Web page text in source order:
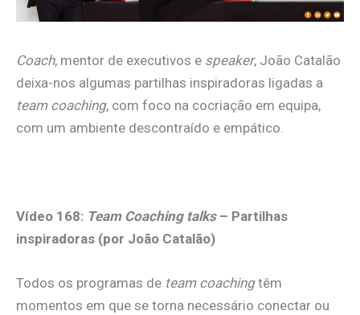
Coach, mentor de executivos e speaker, João Catalão
deixa-nos algumas partilhas inspiradoras ligadas a
team coaching, com foco na cocriação em equipa,
com um ambiente descontraído e empático.
Vídeo 168: Team Coaching talks– Partilhas
inspiradoras (por João Catalão)
Todos os programas de team coachingtêm
momentos em que se torna necessário conectar ou